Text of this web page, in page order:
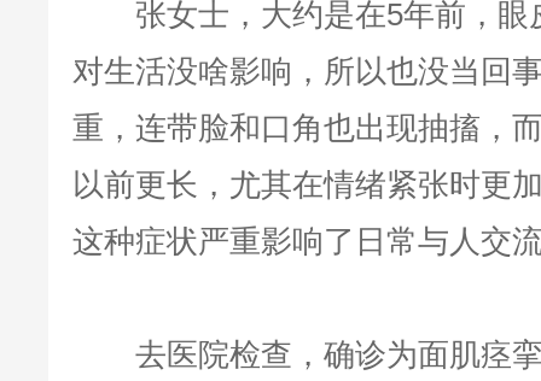
张女士，大约是在5年前，眼
对生活没啥影响，所以也没当回
重，连带脸和口角也出现抽搐，
以前更长，尤其在情绪紧张时更
这种症状严重影响了日常与人交
去医院检查，确诊为面肌痉挛